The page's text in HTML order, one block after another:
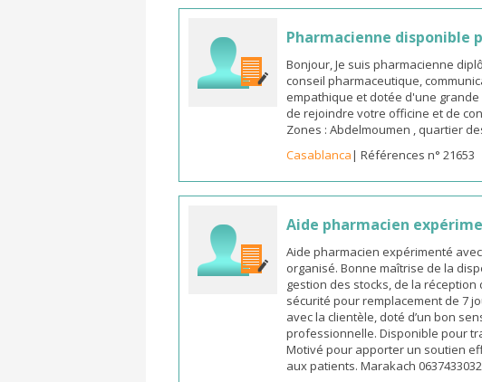
Pharmacienne disponible
Bonjour, Je suis pharmacienne
conseil pharmaceutique,
empathique et dotée d'une
de rejoindre votre officine et de
Zones : Abdelmoumen , quartier
Casablanca| Références n° 21653
Aide pharmacien
Aide pharmacien expérimenté
organisé. Bonne maîtrise de la
gestion des stocks, de la
sécurité pour remplacement de 7
avec la clientèle, doté d’un bon
professionnelle. Disponible pour
Motivé pour apporter un soutien
aux patients. Marakach